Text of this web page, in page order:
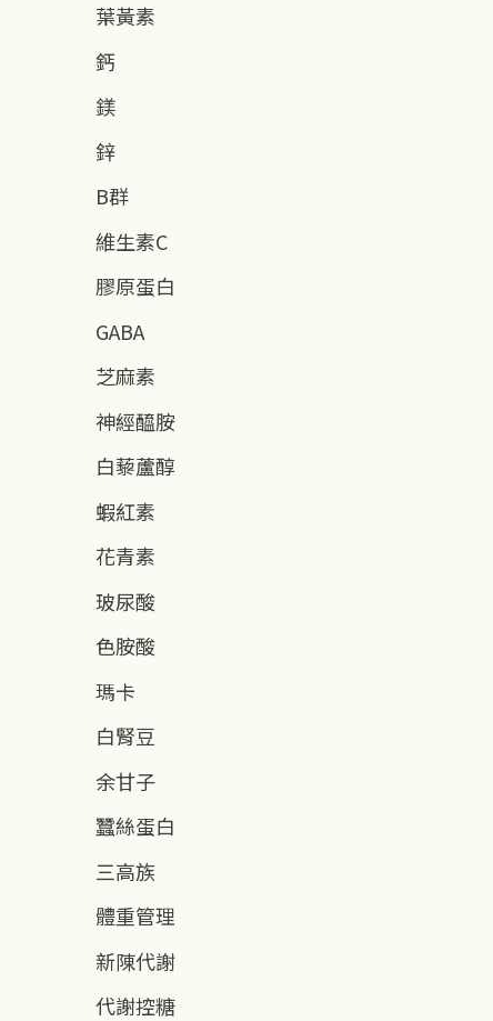
葉黃素
鈣
鎂
鋅
B群
維生素C
膠原蛋白
GABA
芝麻素
神經醯胺
白藜蘆醇
蝦紅素
花青素
玻尿酸
色胺酸
瑪卡
白腎豆
余甘子
蠶絲蛋白
三高族
體重管理
新陳代謝
代謝控糖